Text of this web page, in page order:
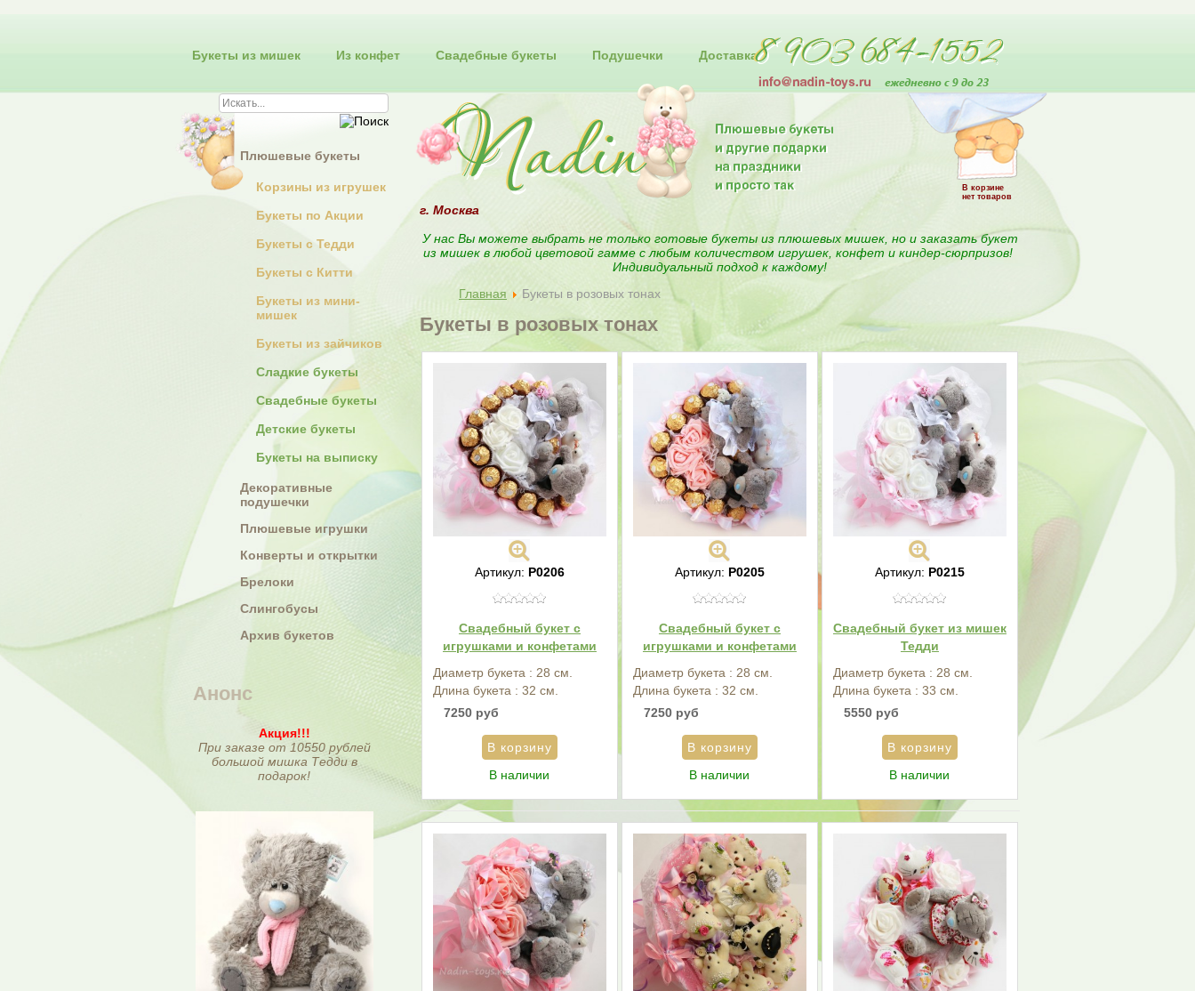
Букеты из мишек Из конфет Свадебные букеты Подушечки Доставка
В корзине
нет товаров
Плюшевые букеты
Корзины из игрушек
Букеты по Акции
Букеты с Тедди
Букеты с Китти
Букеты из мини-
мишек
Букеты из зайчиков
Сладкие букеты
Свадебные букеты
Детские букеты
Букеты на выписку
Декоративные
подушечки
Плюшевые игрушки
Конверты и открытки
Брелоки
Слингобусы
Архив букетов
Анонс
Акция!!!
При заказе от 10550 рублей
большой мишка Тедди в
подарок!
г. Москва
У нас Вы можете выбрать не только готовые букеты из плюшевых мишек, но и заказать букет
из мишек в любой цветовой гамме с любым количеством игрушек, конфет и киндер-сюрпризов!
Индивидуальный подход к каждому!
Главная
Букеты в розовых тонах
Букеты в розовых тонах
Артикул: Р0206
Свадебный букет с
игрушками и конфетами
Диаметр букета : 28 см.
Длина букета : 32 см.
7250 руб
В наличии
Артикул: Р0205
Свадебный букет с
игрушками и конфетами
Диаметр букета : 28 см.
Длина букета : 32 см.
7250 руб
В наличии
Артикул: Р0215
Свадебный букет из мишек
Тедди
Диаметр букета : 28 см.
Длина букета : 33 см.
5550 руб
В наличии